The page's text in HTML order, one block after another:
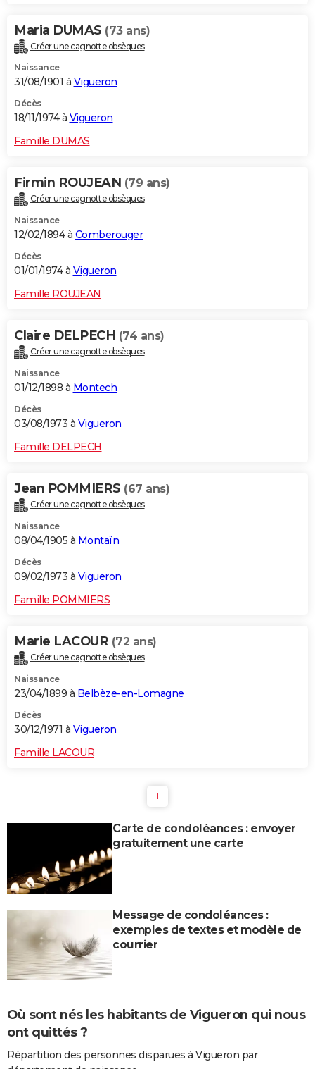
Maria DUMAS (73 ans)
Créer une cagnotte obsèques
Naissance
31/08/1901 à Vigueron
Décès
18/11/1974 à Vigueron
Famille DUMAS
Firmin ROUJEAN (79 ans)
Créer une cagnotte obsèques
Naissance
12/02/1894 à Comberouger
Décès
01/01/1974 à Vigueron
Famille ROUJEAN
Claire DELPECH (74 ans)
Créer une cagnotte obsèques
Naissance
01/12/1898 à Montech
Décès
03/08/1973 à Vigueron
Famille DELPECH
Jean POMMIERS (67 ans)
Créer une cagnotte obsèques
Naissance
08/04/1905 à Montaïn
Décès
09/02/1973 à Vigueron
Famille POMMIERS
Marie LACOUR (72 ans)
Créer une cagnotte obsèques
Naissance
23/04/1899 à Belbèze-en-Lomagne
Décès
30/12/1971 à Vigueron
Famille LACOUR
1
Carte de condoléances : envoyer
gratuitement une carte
Message de condoléances :
exemples de textes et modèle de
courrier
Où sont nés les habitants de Vigueron qui nous
ont quittés ?
Répartition des personnes disparues à Vigueron par